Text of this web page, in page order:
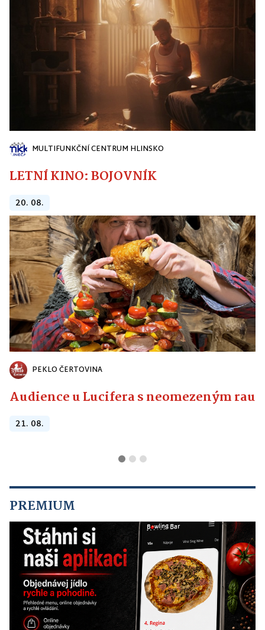
MULTIFUNKČNÍ CENTRUM HLINSKO
LETNÍ KINO: BOJOVNÍK
20. 08.
PEKLO ČERTOVINA
Audience u Lucifera s neomezeným
21. 08.
PREMIUM